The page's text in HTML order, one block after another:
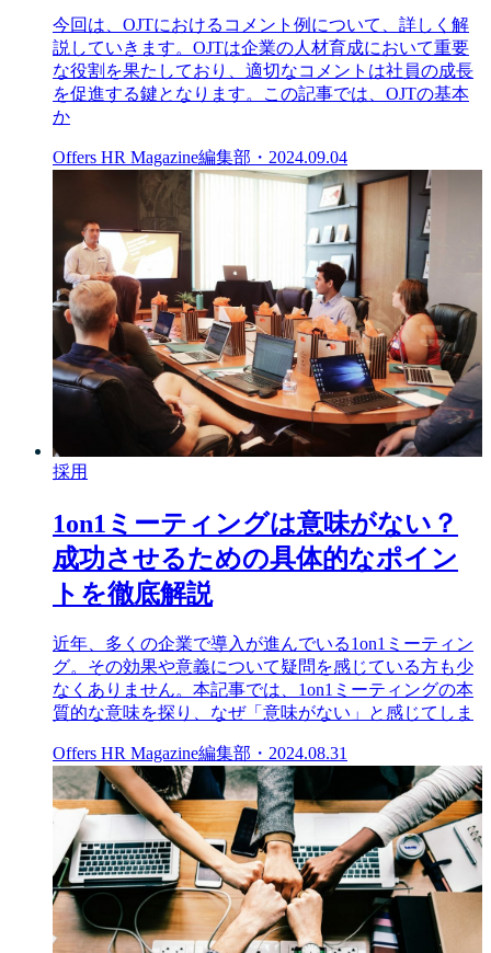
今回は、OJTにおけるコメント例について、詳しく解
説していきます。OJTは企業の人材育成において重要
な役割を果たしており、適切なコメントは社員の成長
を促進する鍵となります。この記事では、OJTの基本
か
Offers HR Magazine編集部 ・ 2024.09.04
採用
1on1ミーティングは意味がない？
成功させるための具体的なポイン
トを徹底解説
近年、多くの企業で導入が進んでいる1on1ミーティン
グ。その効果や意義について疑問を感じている方も少
なくありません。本記事では、1on1ミーティングの本
質的な意味を探り、なぜ「意味がない」と感じてしま
Offers HR Magazine編集部 ・ 2024.08.31